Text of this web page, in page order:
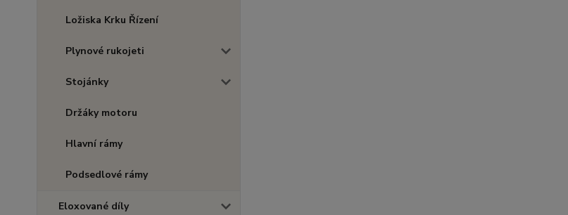
Ložiska Krku Řízení
Plynové rukojeti
Stojánky
Držáky motoru
Hlavní rámy
Podsedlové rámy
Eloxované díly